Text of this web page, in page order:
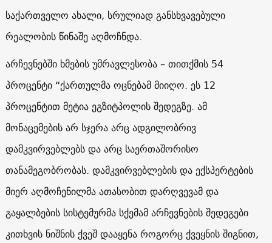
საქართველო ახალი, სრულიად განსხვავებული
რეალობის წინაშე აღმოჩნდა.
არჩევნებში ხმების უმრავლესობა – თითქმის 54
პროცენტი “ქართულმა ოცნებამ მიიღო. ეს 12
პროცენტით მეტია ეგზიტპოლის შედეგზე. ამ
მონაცემების არ სჯერა არც ადგილობრივ
დამკვირვებლებს და არც საერთაშორისო
თანამეგობრობას. დამკვირვებლების და ექსპერტების
მიერ აღმოჩენილმა ათასობით დარღვევამ და
გაყალბების სისტემურმა სქემამ არჩევნების შედეგები
კითხვის ნიშნის ქვეშ დააყენა როგორც ქვეყნის შიგნით,